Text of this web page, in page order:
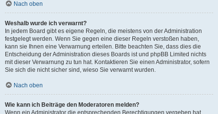
Nach oben
Weshalb wurde ich verwarnt?
In jedem Board gibt es eigene Regeln, die meistens von der Administration
festgelegt werden. Wenn Sie gegen eine dieser Regeln verstoßen haben,
kann sie Ihnen eine Verwarnung erteilen. Bitte beachten Sie, dass dies die
Entscheidung der Administration dieses Boards ist und phpBB Limited nichts
mit dieser Verwarnung zu tun hat. Kontaktieren Sie einen Administrator, sofern
Sie sich die nicht sicher sind, wieso Sie verwarnt wurden.
Nach oben
Wie kann ich Beiträge den Moderatoren melden?
Wenn ein Administrator die entsprechenden Berechtigungen vergeben hat,